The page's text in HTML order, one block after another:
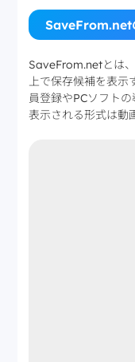
SaveFrom.net
SaveFrom.netとは
上で保存候補を表示
員登録やPCソフト
表示される形式は動